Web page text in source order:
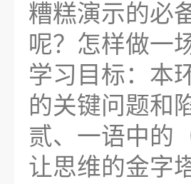
糟糕演示的必
呢？怎样做一
学习目标：本
的关键问题和
贰、一语中的
让思维的金字